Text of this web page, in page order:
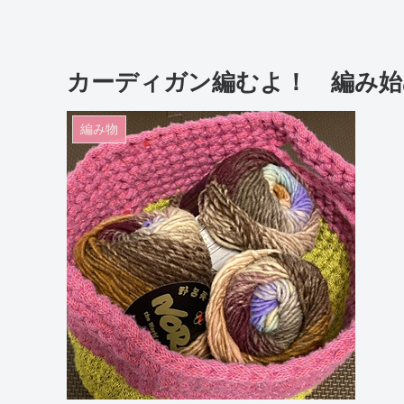
カーディガン編むよ！ 編み
編み物